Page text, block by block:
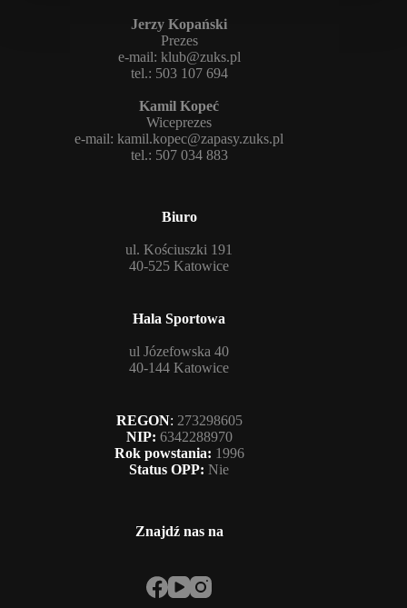
Jerzy Kopański
Prezes
e-mail: klub@zuks.pl
tel.: 503 107 694
Kamil Kopeć
Wiceprezes
e-mail:kamil.kopec@zapasy.zuks.pl
tel.: 507 034 883
Biuro
ul. Kościuszki 191
40-525 Katowice
Hala Sportowa
ul Józefowska 40
40-144 Katowice
REGON: 273298605
NIP: 6342288970
Rok powstania: 1996
Status OPP: Nie
Znajdź nas na